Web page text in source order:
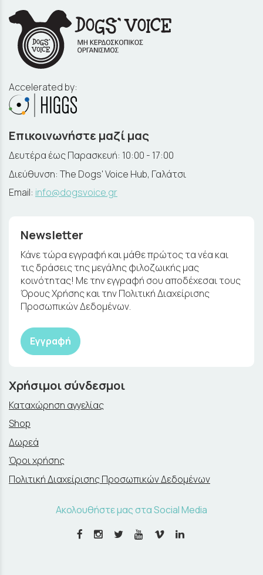
Accelerated by:
Επικοινωνήστε μαζί μας
Δευτέρα έως Παρασκευή: 10:00 - 17:00
Διεύθυνση: The Dogs' Voice Hub, Γαλάτσι
Email: info@dogsvoice.gr
Newsletter
Κάνε τώρα εγγραφή και μάθε πρώτος τα νέα και
τις δράσεις της μεγάλης φιλοζωικής μας
κοινότητας! Με την εγγραφή σου αποδέχεσαι τους
Όρους Χρήσης και την Πολιτική Διαχείρισης
Προσωπικών Δεδομένων.
Εγγραφή
Χρήσιμοι σύνδεσμοι
Καταχώρηση αγγελίας
Shop
Δωρεά
Όροι χρήσης
Πολιτική Διαχείρισης Προσωπικών Δεδομένων
Ακολουθήστε μας στα Social Media